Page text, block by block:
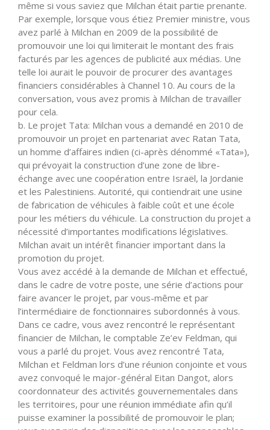
même si vous saviez que Milchan était partie prenante.
Par exemple, lorsque vous étiez Premier ministre, vous
avez parlé à Milchan en 2009 de la possibilité de
promouvoir une loi qui limiterait le montant des frais
facturés par les agences de publicité aux médias. Une
telle loi aurait le pouvoir de procurer des avantages
financiers considérables à Channel 10. Au cours de la
conversation, vous avez promis à Milchan de travailler
pour cela.
b. Le projet Tata: Milchan vous a demandé en 2010 de
promouvoir un projet en partenariat avec Ratan Tata,
un homme d’affaires indien (ci-après dénommé «Tata»),
qui prévoyait la construction d’une zone de libre-
échange avec une coopération entre Israël, la Jordanie
et les Palestiniens. Autorité, qui contiendrait une usine
de fabrication de véhicules à faible coût et une école
pour les métiers du véhicule. La construction du projet a
nécessité d’importantes modifications législatives.
Milchan avait un intérêt financier important dans la
promotion du projet.
Vous avez accédé à la demande de Milchan et effectué,
dans le cadre de votre poste, une série d’actions pour
faire avancer le projet, par vous-même et par
l’intermédiaire de fonctionnaires subordonnés à vous.
Dans ce cadre, vous avez rencontré le représentant
financier de Milchan, le comptable Ze’ev Feldman, qui
vous a parlé du projet. Vous avez rencontré Tata,
Milchan et Feldman lors d’une réunion conjointe et vous
avez convoqué le major-général Eitan Dangot, alors
coordonnateur des activités gouvernementales dans
les territoires, pour une réunion immédiate afin qu’il
puisse examiner la possibilité de promouvoir le plan;